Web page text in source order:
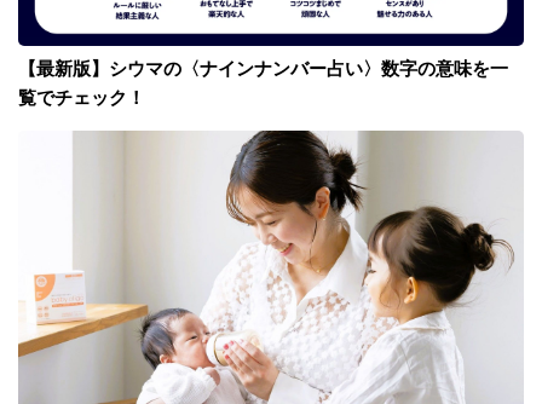
【最新版】シウマの〈ナインナンバー占い〉数字の意味を一
覧でチェック！